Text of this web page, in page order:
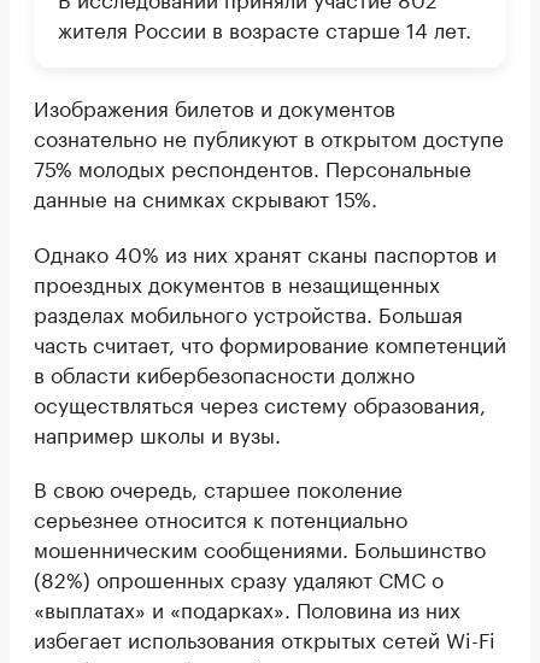
жителя России в возрасте старше 14 лет.
Изображения билетов и документов
сознательно не публикуют в открытом доступе
75% молодых респондентов. Персональные
данные на снимках скрывают 15%.
Однако 40% из них хранят сканы паспортов и
проездных документов в незащищенных
разделах мобильного устройства. Большая
часть считает, что формирование компетенций
в области кибербезопасности должно
осуществляться через систему образования,
например школы и вузы.
В свою очередь, старшее поколение
серьезнее относится к потенциально
мошенническим сообщениями. Большинство
(82%) опрошенных сразу удаляют СМС о
«выплатах» и «подарках». Половина из них
избегает использования открытых сетей Wi-Fi